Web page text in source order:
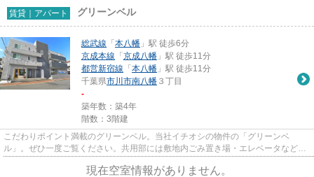
賃貸｜アパート グリーンベル
総武線 「 本八幡 」駅 徒歩6分
京成本線 「 京成八幡 」駅 徒歩11分
都営新宿線 「 本八幡 」駅 徒歩11分
千葉県市川市南八幡 ３丁目
-
築年数：築4年
階数：3階建
こだわりポイント満載のグリーンベル。当社イチオシの物件の「グリーンベ
ル」。ぜひ一度ご覧ください。共用部には敷地内ごみ置き場・エレベータなどが
現在空室情報がありません。